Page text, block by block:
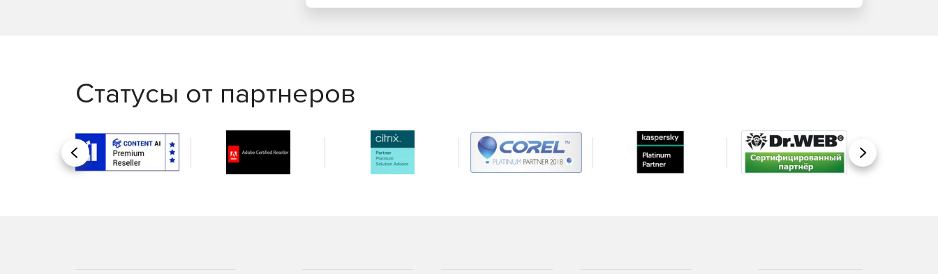
Статусы от партнеров
Назад Вперед